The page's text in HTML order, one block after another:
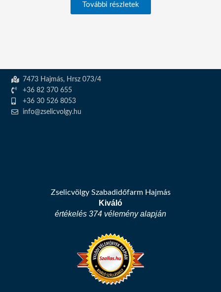
További részletek
7473 Hajmás, Hrsz 073/4
+36 82 370 655
+36 30 526 8053
info@zselicvolgy.hu
Zselicvölgy Szabadidőfarm Hajmás
Kiváló
értékelés 374 vélemény alapján